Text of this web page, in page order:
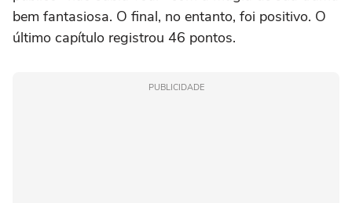
bem fantasiosa. O final, no entanto, foi positivo. O
último capítulo registrou 46 pontos.
PUBLICIDADE